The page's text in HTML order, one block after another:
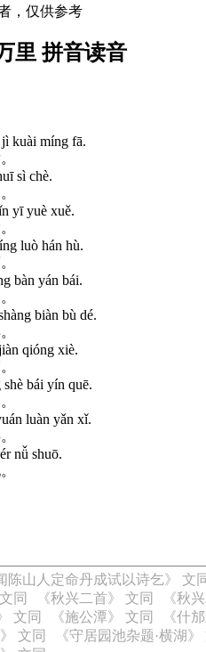
，仅供参考
里 拼音读音
kuài míng fā.
sì chè.
yī yuè xuě.
luò hán hù.
bàn yán bái.
biàn bù dé.
qióng xiè.
bái yín quē.
luàn yǎn xǐ.
nǚ shuō.
陈山人定命丹成试以诗乞》 文
同
《秋兴二首》 文同 《秋
文同
《施公潭》 文同 《什
文同
《守居园池杂题·横湖》